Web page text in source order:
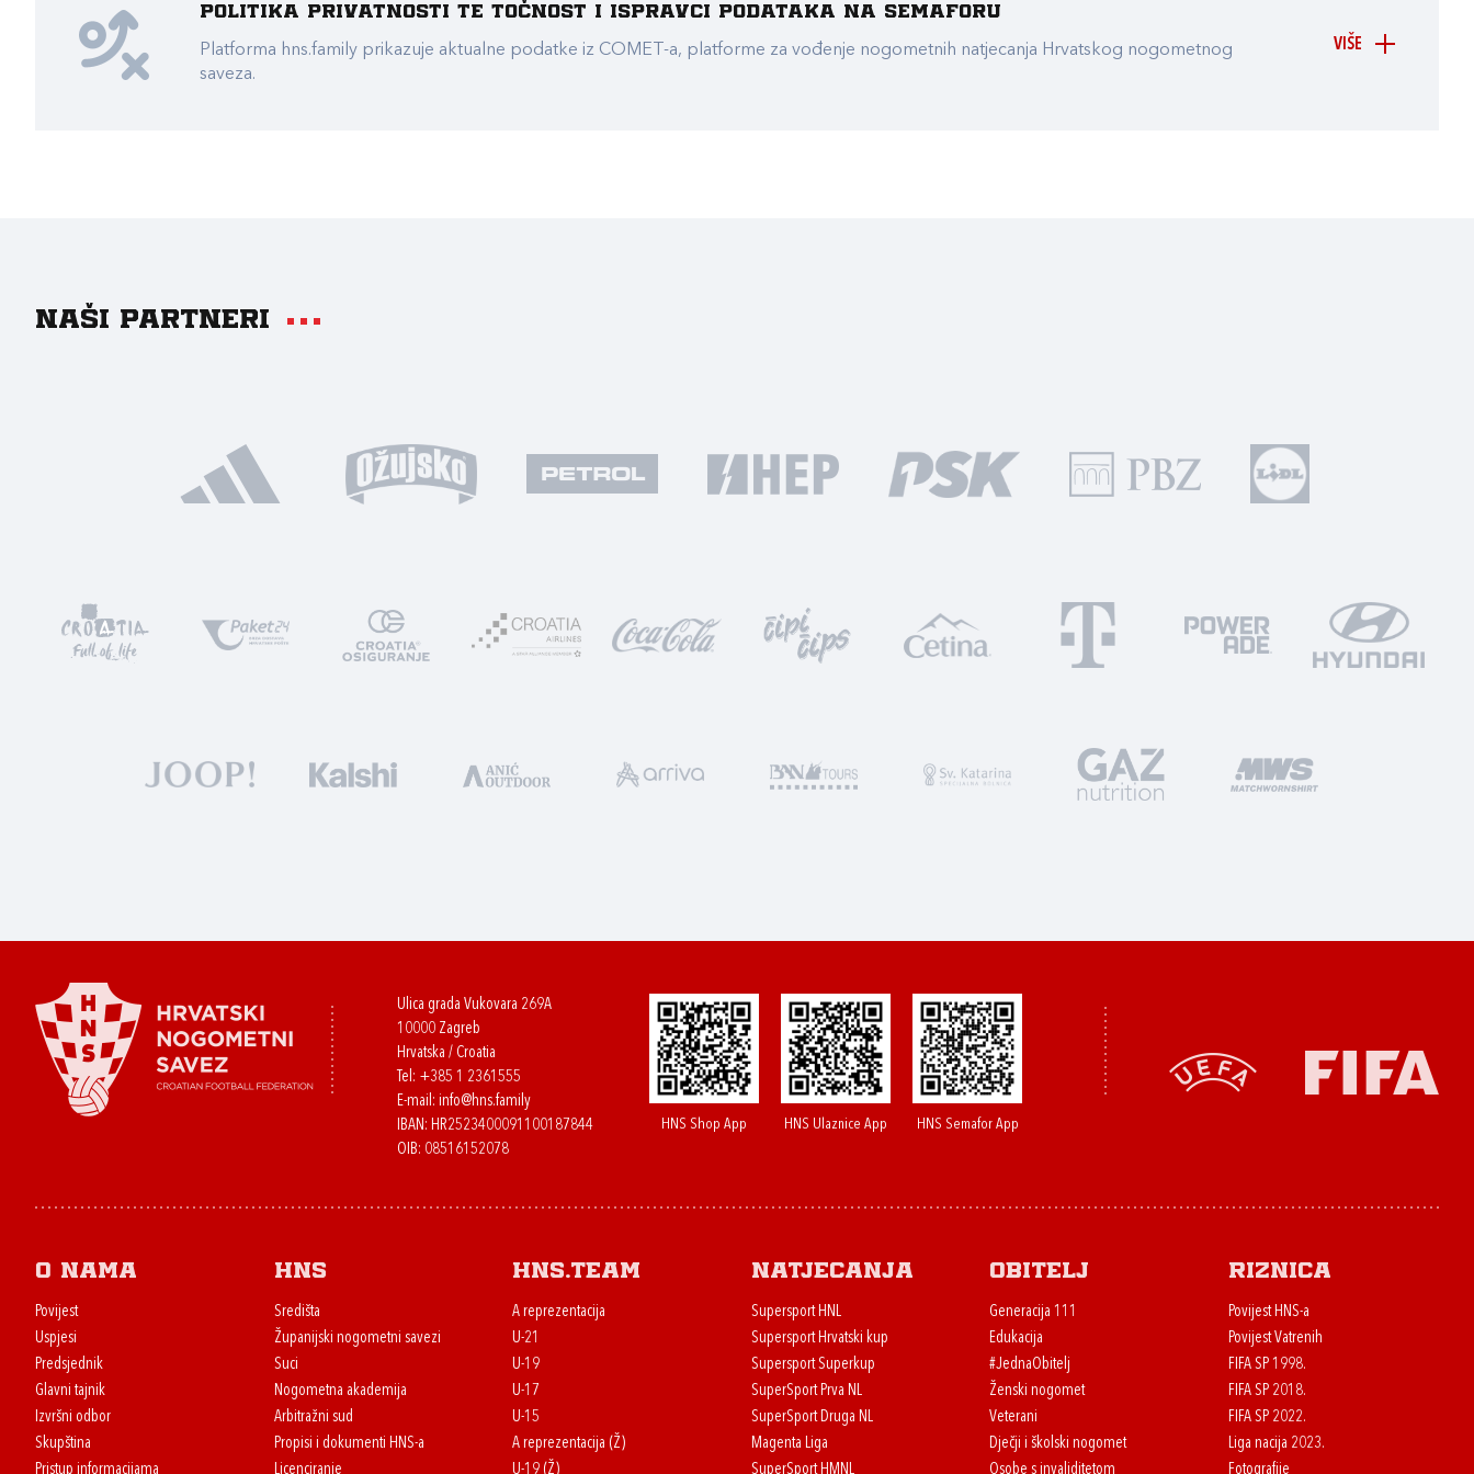
VIŠE
Politika privatnosti te točnost i ispravci podataka na Semaforu
Platforma hns.family prikazuje aktualne podatke iz COMET-a, platforme za vođenje nogometnih natjecanja Hrvatskog nogometnog
saveza.
Naši partneri
Ulica grada Vukovara 269A
10000 Zagreb
Hrvatska / Croatia
Tel: +385 1 2361555
E-mail: info@hns.family
IBAN: HR2523400091100187844
OIB: 08516152078
HNS Shop App HNS Ulaznice App HNS Semafor App
O nama
Povijest
Uspjesi
Predsjednik
Glavni tajnik
Izvršni odbor
Skupština
Pristup informacijama
HNS
Središta
Županijski nogometni savezi
Suci
Nogometna akademija
Arbitražni sud
Propisi i dokumenti HNS-a
Licenciranje
HNS.team
A reprezentacija
U-21
U-19
U-17
U-15
A reprezentacija (Ž)
U-19 (Ž)
Natjecanja
Supersport HNL
Supersport Hrvatski kup
Supersport Superkup
SuperSport Prva NL
SuperSport Druga NL
Magenta Liga
SuperSport HMNL
Obitelj
Generacija 111
Edukacija
#JednaObitelj
Ženski nogomet
Veterani
Dječji i školski nogomet
Osobe s invaliditetom
Riznica
Povijest HNS-a
Povijest Vatrenih
FIFA SP 1998.
FIFA SP 2018.
FIFA SP 2022.
Liga nacija 2023.
Fotografije